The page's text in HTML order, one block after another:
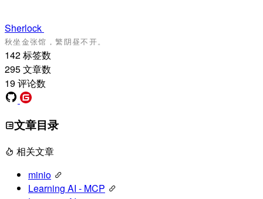
Sherlock
142标签数
295文章数
19评论数
文章目录
相关文章
minio
Learning AI - MCP